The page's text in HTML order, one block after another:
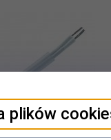
PLN
plików